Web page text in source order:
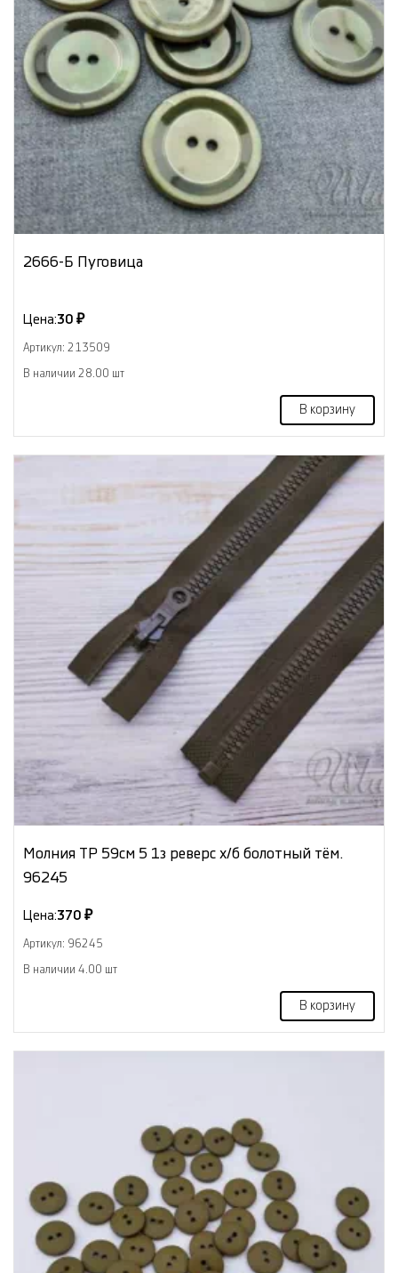
2666-Б Пуговица
Цена:30 ₽
Артикул: 213509
В наличии 28.00 шт
В корзину
Молния ТР 59см 5 1з реверс х/б болотный тём.
96245
Цена:370 ₽
Артикул: 96245
В наличии 4.00 шт
В корзину